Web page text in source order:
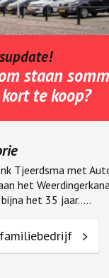
staan
te koop?
het
het 35 jaar.....